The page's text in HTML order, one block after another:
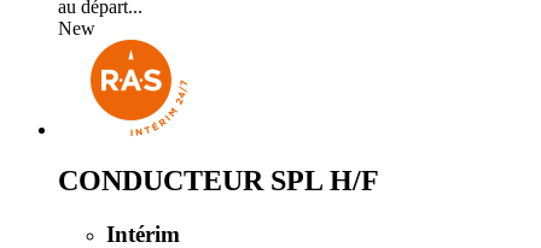
au départ...
New
CONDUCTEUR SPL H/F
Intérim